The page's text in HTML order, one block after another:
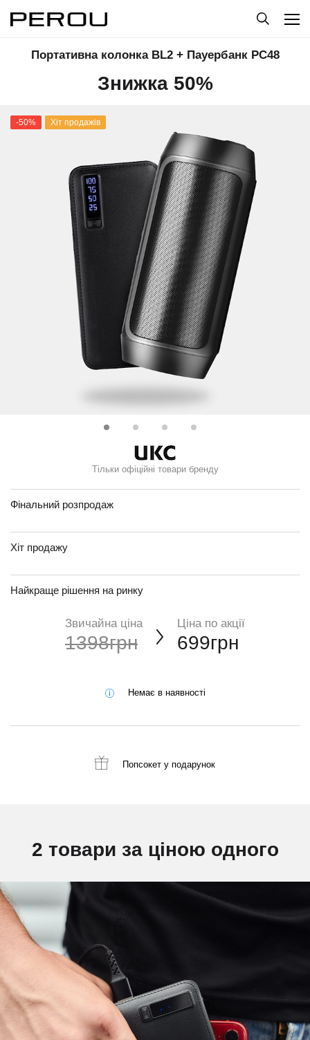
Портативна колонка BL2 + Пауербанк PC48
Знижка 50%
-50% Хіт продажів
Тільки офіційні товари бренду
Фінальний розпродаж
Хіт продажу
Найкраще рішення на ринку
Звичайна ціна
1398грн
Ціна по акції
699грн
Немає в наявності
Попсокет у подарунок
2 товари за ціною одного